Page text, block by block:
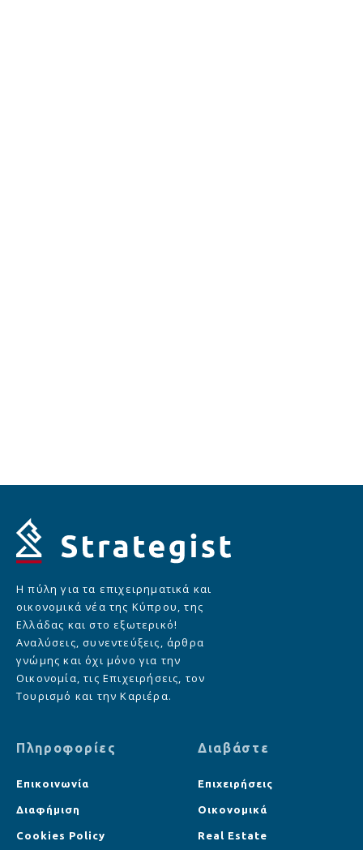
Η πύλη για τα επιχειρηματικά και
οικονομικά νέα της Κύπρου, της
Ελλάδας και στο εξωτερικό!
Αναλύσεις, συνεντεύξεις, άρθρα
γνώμης και όχι μόνο για την
Οικονομία, τις Επιχειρήσεις, τον
Τουρισμό και την Καριέρα.
Πληροφορίες
Επικοινωνία
Διαφήμιση
Cookies Policy
Διαβάστε
Επιχειρήσεις
Οικονομικά
Real Estate